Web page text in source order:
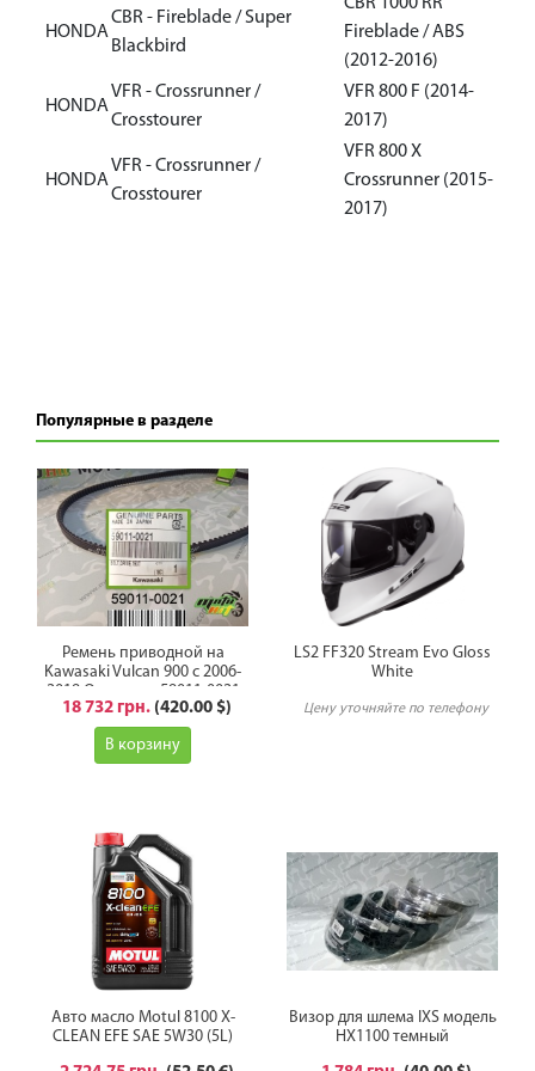
HONDA
CBR - Fireblade / Super
Blackbird
CBR 1000 RR
Fireblade / ABS
(2012-2016)
HONDA
VFR - Crossrunner /
Crosstourer
VFR 800 F (2014-
2017)
HONDA
VFR - Crossrunner /
Crosstourer
VFR 800 X
Crossrunner (2015-
2017)
Популярные в разделе
Ремень приводной на
Kawasaki Vulcan 900 с 2006-
2019 Оригинал 59011-0021
18 732 грн. (420.00 $)
В корзину
LS2 FF320 Stream Evo Gloss
White
Цену уточняйте по телефону
Авто масло Motul 8100 X-
CLEAN EFE SAE 5W30 (5L)
Визор для шлема IXS модель
HX1100 темный